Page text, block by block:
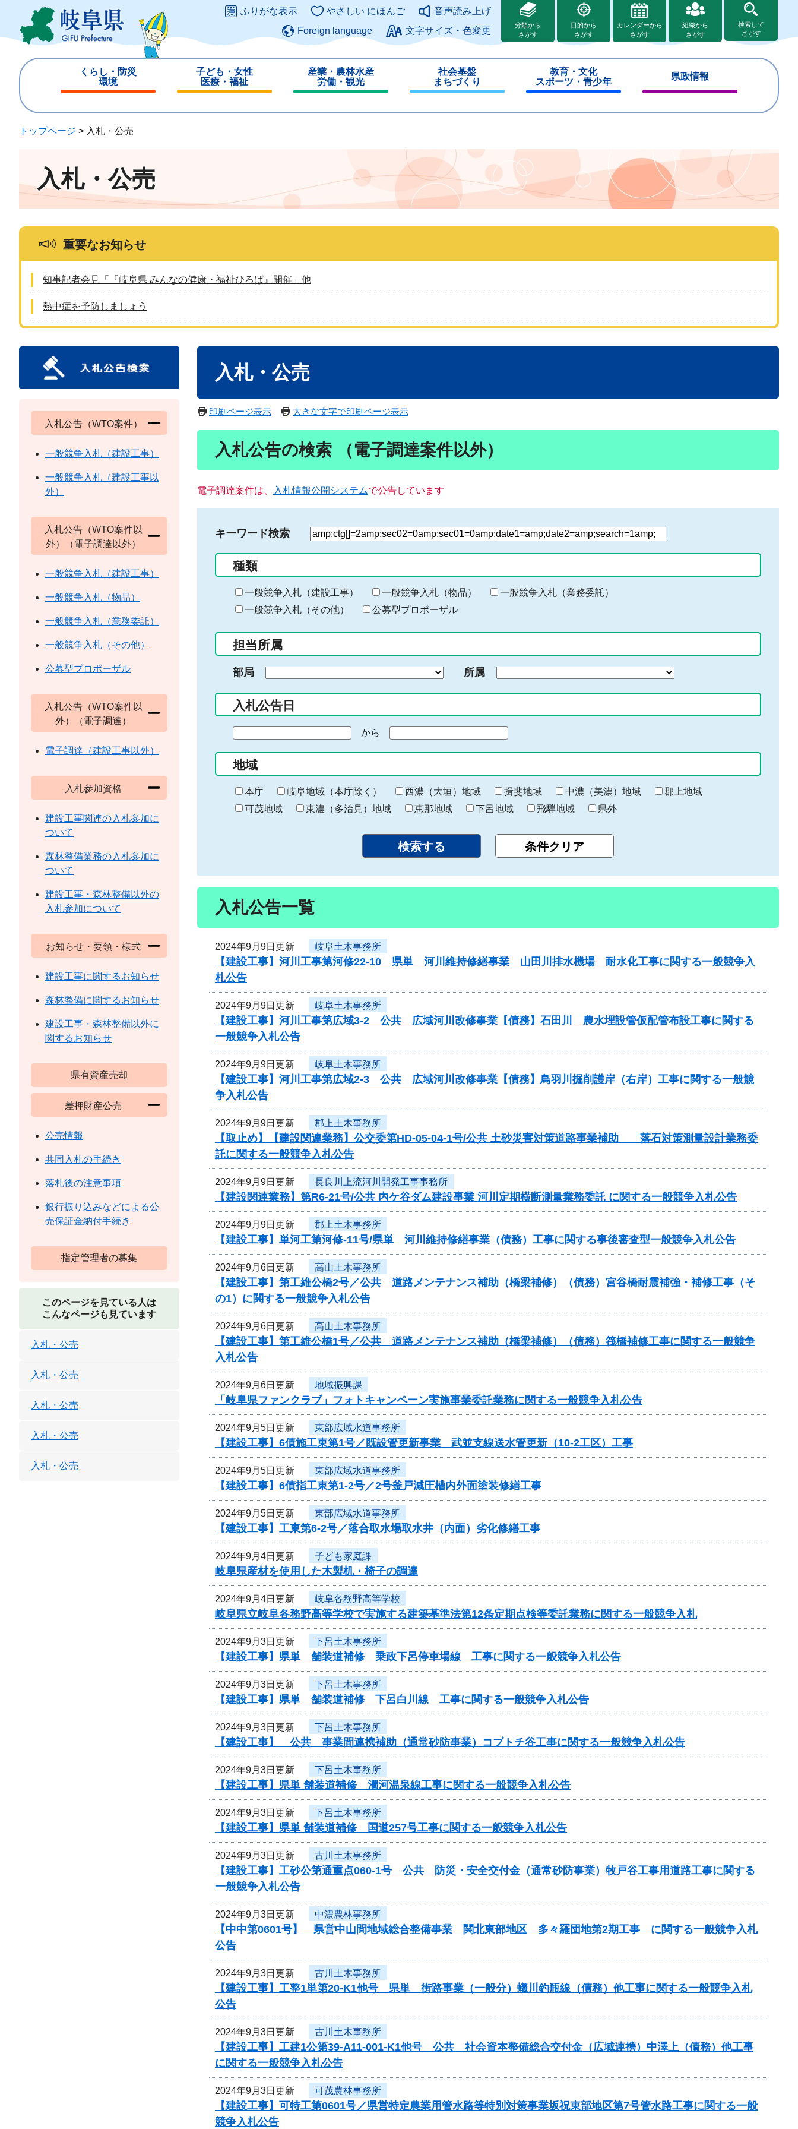
ジ
ュ
このページの本文へ
ふりがな表示 やさしい にほんご
音声読み上げ
Foreign language
文字サイズ・色変更
分類から
さがす
目的から
さがす
カレンダーから
さがす
組織から
さがす
検索して
さがす
くらし・防災
環境
じ
子ども・女性
医療・福祉
じ
産業・農林水産
労働・観光
じ
社会基盤
まちづくり
じ
教育・文化
スポーツ・青少年
じ
県政情報
じ
トップページ > 入札・公売
入札・公売
重要なお知らせ
知事記者会見「『岐阜県 みんなの健康・福祉ひろば』開催」他
熱中症を予防しましょう
入札・公売
印刷ページ表示 大きな文字で印刷ページ表示
入札公告の検索 （電子調達案件以外）
電子調達案件は、 入札情報公開システムで公告しています
キーワード検索
検
る
キ
ー
ー
入
力
種類
一般競争入札（建設工事） 一般競争入札（物品）
一般競争入札（業務委託）
一般競争入札（その他）
公募型プロポーザル
担当所属
部局 所属
入札公告日
の
始
ま
り
から
終
わ
り
地域
本庁 岐阜地域（本庁除く） 西濃（大垣）地域 揖斐地域 中濃（美濃）地域
郡上地域
可茂地域
東濃（多治見）地域 恵那地域 下呂地域 飛騨地域 県外
入札公告一覧
2024年9月9日更新 岐阜土木事務所
【建設工事】河川工事第河修22-10 県単 河川維持修繕事業 山田川排水機場 耐水化工事に関する一般競争入
札公告
2024年9月9日更新 岐阜土木事務所
【建設工事】河川工事第広域3-2 公共 広域河川改修事業【債務】石田川 農水埋設管仮配管布設工事に関する
一般競争入札公告
2024年9月9日更新 岐阜土木事務所
【建設工事】河川工事第広域2-3 公共 広域河川改修事業【債務】鳥羽川掘削護岸（右岸）工事に関する一般競
争入札公告
2024年9月9日更新 郡上土木事務所
【取止め】【建設関連業務】公交委第HD-05-04-1号/公共 土砂災害対策道路事業補助 落石対策測量設計業務委
託に関する一般競争入札公告
2024年9月9日更新 長良川上流河川開発工事事務所
【建設関連業務】第R6-21号/公共 内ケ谷ダム建設事業 河川定期横断測量業務委託 に関する一般競争入札公告
2024年9月9日更新 郡上土木事務所
【建設工事】単河工第河修-11号/県単 河川維持修繕事業（債務）工事に関する事後審査型一般競争入札公告
2024年9月6日更新 高山土木事務所
【建設工事】第工維公橋2号／公共 道路メンテナンス補助（橋梁補修）（債務）宮谷橋耐震補強・補修工事（そ
の1）に関する一般競争入札公告
2024年9月6日更新 高山土木事務所
【建設工事】第工維公橋1号／公共 道路メンテナンス補助（橋梁補修）（債務）筏橋補修工事に関する一般競争
入札公告
2024年9月6日更新 地域振興課
「岐阜県ファンクラブ」フォトキャンペーン実施事業委託業務に関する一般競争入札公告
2024年9月5日更新 東部広域水道事務所
【建設工事】6債施工東第1号／既設管更新事業 武並支線送水管更新（10-2工区）工事
2024年9月5日更新 東部広域水道事務所
【建設工事】6債指工東第1-2号／2号釜戸減圧槽内外面塗装修繕工事
2024年9月5日更新 東部広域水道事務所
【建設工事】工東第6-2号／落合取水場取水井（内面）劣化修繕工事
2024年9月4日更新 子ども家庭課
岐阜県産材を使用した木製机・椅子の調達
2024年9月4日更新 岐阜各務野高等学校
岐阜県立岐阜各務野高等学校で実施する建築基準法第12条定期点検等委託業務に関する一般競争入札
2024年9月3日更新 下呂土木事務所
【建設工事】県単 舗装道補修 乗政下呂停車場線 工事に関する一般競争入札公告
2024年9月3日更新 下呂土木事務所
【建設工事】県単 舗装道補修 下呂白川線 工事に関する一般競争入札公告
2024年9月3日更新 下呂土木事務所
【建設工事】 公共 事業間連携補助（通常砂防事業）コブトチ谷工事に関する一般競争入札公告
2024年9月3日更新 下呂土木事務所
【建設工事】県単 舗装道補修 濁河温泉線工事に関する一般競争入札公告
2024年9月3日更新 下呂土木事務所
【建設工事】県単 舗装道補修 国道257号工事に関する一般競争入札公告
2024年9月3日更新 古川土木事務所
【建設工事】工砂公第通重点060-1号 公共 防災・安全交付金（通常砂防事業）牧戸谷工事用道路工事に関する
一般競争入札公告
2024年9月3日更新 中濃農林事務所
【中中第0601号】 県営中山間地域総合整備事業 関北東部地区 多々羅団地第2期工事 に関する一般競争入札
公告
2024年9月3日更新 古川土木事務所
【建設工事】工整1単第20-K1他号 県単 街路事業（一般分）蟻川釣瓶線（債務）他工事に関する一般競争入札
公告
2024年9月3日更新 古川土木事務所
【建設工事】工建1公第39-A11-001-K1他号 公共 社会資本整備総合交付金（広域連携）中澤上（債務）他工事
に関する一般競争入札公告
2024年9月3日更新 可茂農林事務所
【建設工事】可特工第0601号／県営特定農業用管水路等特別対策事業坂祝東部地区第7号管水路工事に関する一般
競争入札公告
入札公告（WTO案件）
一般競争入札（建設工事）
一般競争入札（建設工事以
外）
入札公告（WTO案件以
外）（電子調達以外）
一般競争入札（建設工事）
一般競争入札（物品）
一般競争入札（業務委託）
一般競争入札（その他）
公募型プロポーザル
入札公告（WTO案件以
外）（電子調達）
電子調達（建設工事以外）
入札参加資格
建設工事関連の入札参加に
ついて
森林整備業務の入札参加に
ついて
建設工事・森林整備以外の
入札参加について
お知らせ・要領・様式
建設工事に関するお知らせ
森林整備に関するお知らせ
建設工事・森林整備以外に
関するお知らせ
県有資産売却
差押財産公売
公売情報
共同入札の手続き
落札後の注意事項
銀行振り込みなどによる公
売保証金納付手続き
指定管理者の募集
このページを見ている人は
こんなページも見ています
入札・公売
入札・公売
入札・公売
入札・公売
入札・公売